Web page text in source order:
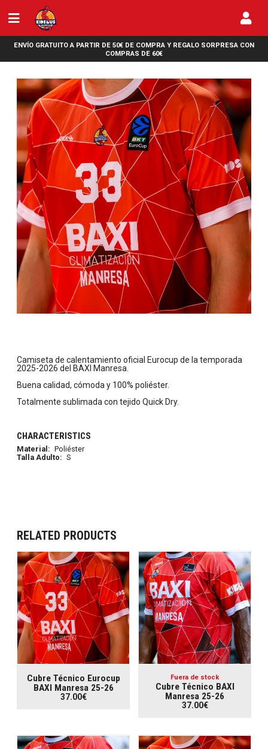
ENVÍO GRATUITO A PARTIR DE 50€ DE COMPRA Y REGALO SORPRESA CON
COMPRAS DE 60€
Camiseta de calentamiento oficial Eurocup de la temporada
2025-2026 del BAXI Manresa.
Buena calidad, cómoda y 100% poliéster.
Totalmente sublimada con tejido Quick Dry.
CHARACTERISTICS
Material: Poliéster
Talla Adulto: S
RELATED PRODUCTS
Cubre Técnico Eurocup
BAXI Manresa 25-26
37.00€
Fuera de stock
Cubre Técnico BAXI
Manresa 25-26
37.00€